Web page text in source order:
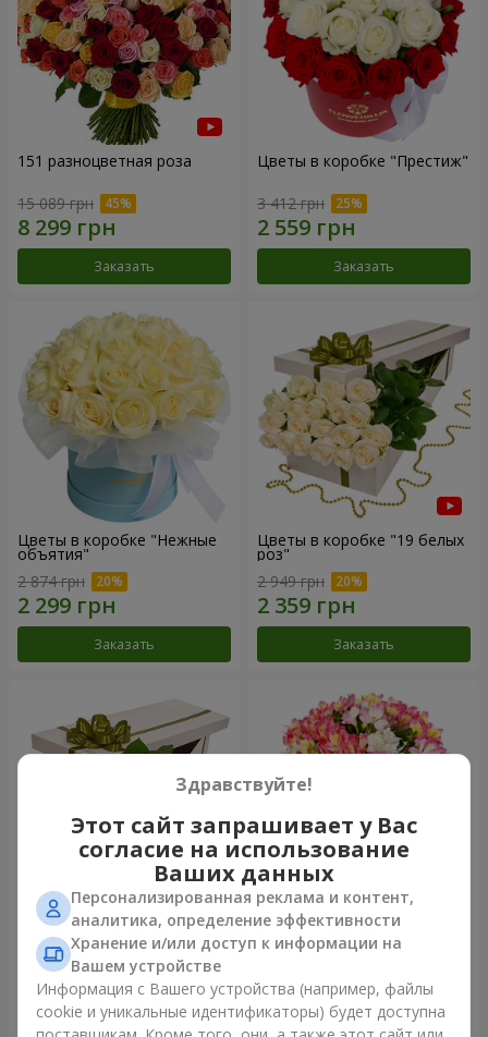
151 разноцветная роза
15 089 грн
Заказать
Цветы в коробке "Престиж"
3 412 грн
Заказать
Цветы в коробке "Нежные
объятия"
2 874 грн
Заказать
Цветы в коробке "19 белых
роз"
2 949 грн
Заказать
Цветы в коробке "15
розовых роз"
2 469 грн
Заказать
Букет "Сказка для двоих!"
Заказать
Здравствуйте!
Этот сайт запрашивает у Вас
согласие на использование
Ваших данных
Персонализированная реклама и контент,
аналитика, определение эффективности
Хранение и/или доступ к информации на
Вашем устройстве
Информация с Вашего устройства (например, файлы
cookie и уникальные идентификаторы) будет доступна